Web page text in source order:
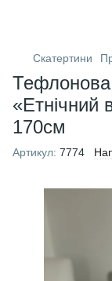
Скатертини
Тефлонова
«Етнічний
170см
Артикул: 7774